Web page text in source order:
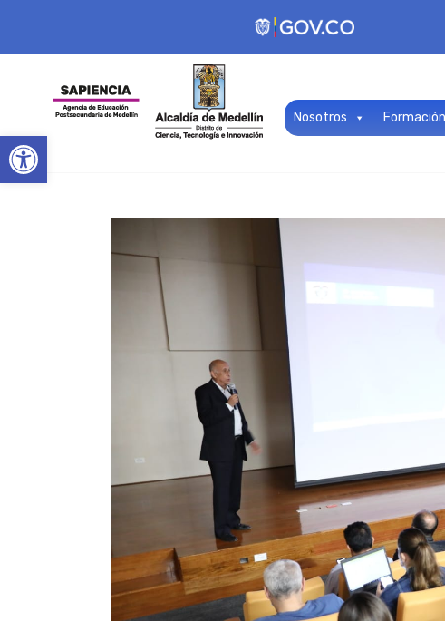
Open toolbar
Nosotros Formación